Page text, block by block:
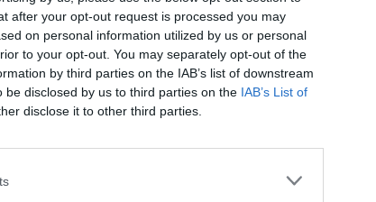
after your opt-out request is processed you may
on personal information utilized by us or personal
to your opt-out. You may separately opt-out of the
by third parties on the IAB’s list of downstream
disclosed by us to third parties on the IAB’s List of
disclose it to other third parties.